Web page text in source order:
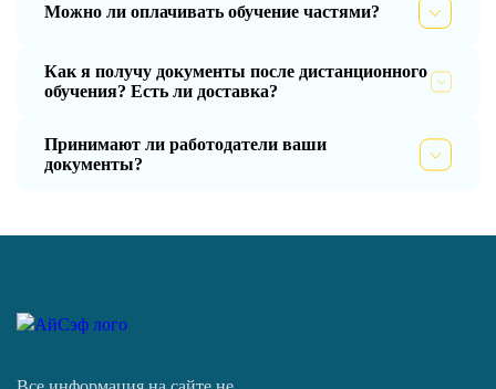
Можно ли оплачивать обучение частями?
Как я получу документы после дистанционного
обучения? Есть ли доставка?
Принимают ли работодатели ваши
документы?